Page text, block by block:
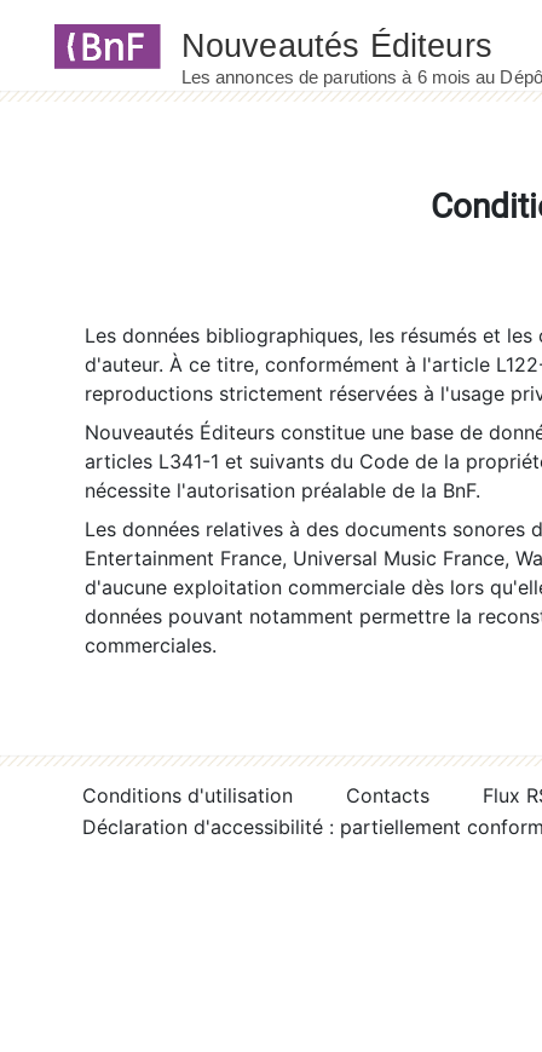
Les données bibliographiques, les résumés et
d'auteur. À ce titre, conformément à l'article
reproductions strictement réservées à l'usage
Nouveautés Éditeurs constitue une base de
articles L341-1 et suivants du Code de la
nécessite l'autorisation préalable de la BnF.
Les données relatives à des documents sonores
Entertainment France, Universal Music France,
d'aucune exploitation commerciale dès lors
données pouvant notamment permettre la
commerciales.
Conditions d'utilisation Contacts
Flux
Déclaration d'accessibilité : partiellement